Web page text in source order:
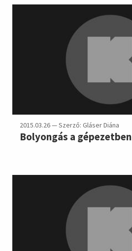
2015.03.26 — Szerző: Gláser Diána
Bolyongás a gépezetben